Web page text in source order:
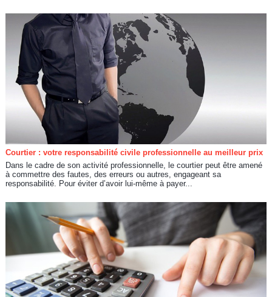
Courtier : votre responsabilité civile professionnelle au meilleur prix
Dans le cadre de son activité professionnelle, le courtier peut être amené
à commettre des fautes, des erreurs ou autres, engageant sa
responsabilité. Pour éviter d’avoir lui-même à payer...